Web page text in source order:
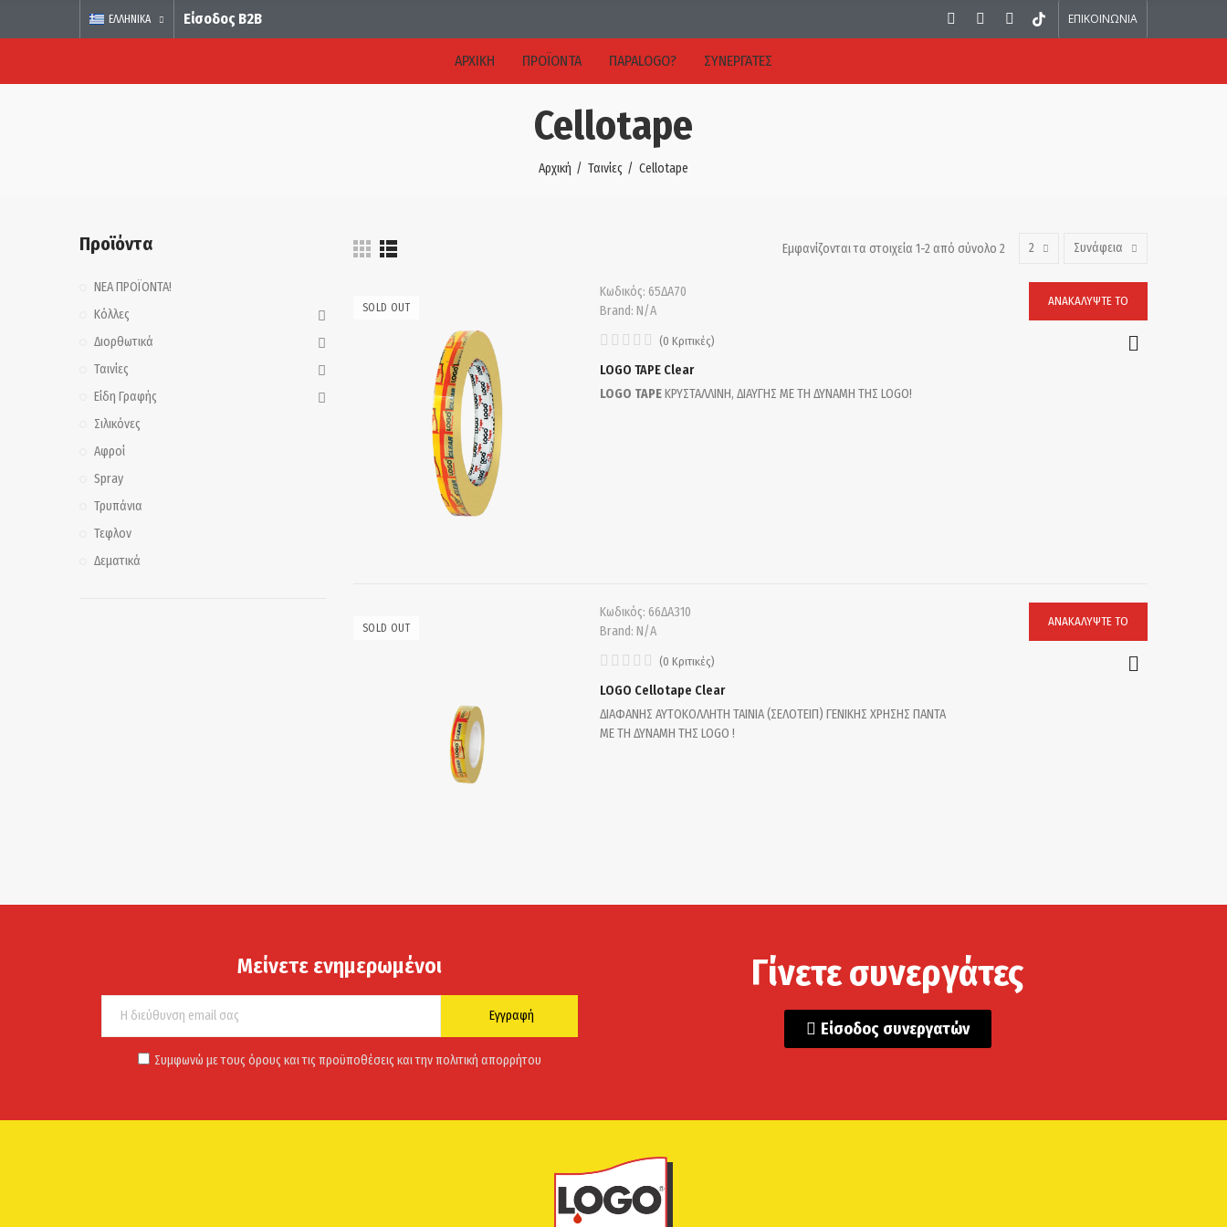
ΕΛΛΗΝΙΚΆ Είσοδος B2B ΕΠΙΚΟΙΝΩΝΙΑ
ΑΡΧΙΚΉ ΠΡΟΪΌΝΤΑ ΠΑΡΑLOGO? ΣΥΝΕΡΓΑΤΕΣ
Cellotape
Αρχική Ταινίες Cellotape
Εμφανίζονται τα στοιχεία 1-2 από σύνολο 2 2 Συνάφεια
SOLD OUT
Κωδικός: 65ΔA70
Brand: N/A
(0 Κριτικές)
LOGO TAPE Clear
LOGO TAPEΚΡΥΣΤΑΛΛΙΝΗ, ΔΙΑΥΓΗΣ ΜΕ ΤΗ ΔΥΝΑΜΗ ΤΗΣ LOGO!
ΑΝΑΚΑΛΎΨΤΕ ΤΟ
SOLD OUT
Κωδικός: 66ΔA310
Brand: N/A
(0 Κριτικές)
LOGO Cellotape Clear
ΔΙΑΦΑΝΗΣ ΑΥΤΟΚΟΛΛΗΤΗ ΤΑΙΝΙΑ (ΣΕΛΟΤΕΙΠ) ΓΕΝΙΚΗΣ ΧΡΗΣΗΣ ΠΑΝΤΑ
ΜΕ ΤΗ ΔΥΝΑΜΗ ΤΗΣ LOGO !
ΑΝΑΚΑΛΎΨΤΕ ΤΟ
Προϊόντα
ΝΕΑ ΠΡΟΪΟΝΤΑ!
Κόλλες
Διορθωτικά
Ταινίες
Είδη Γραφής
Σιλικόνες
Αφροί
Spray
Τρυπάνια
Τεφλον
Δεματικά
Μείνετε ενημερωμένοι
Εγγραφή
Συμφωνώ με τους όρους και τις προϋποθέσεις και την πολιτική απορρήτου
Γίνετε συνεργάτες
Είσοδος συνεργατών